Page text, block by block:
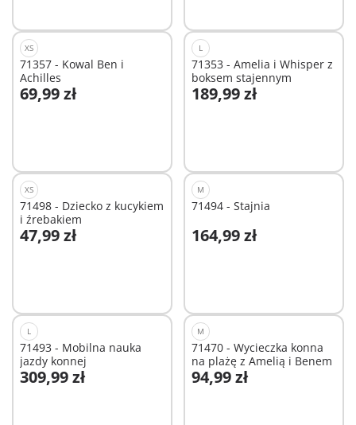
XS
71357 - Kowal Ben i
Achilles
69,99 zł
Dodaj do koszyka
L
71353 - Amelia i Whisper z
boksem stajennym
189,99 zł
XS
71498 - Dziecko z kucykiem
i źrebakiem
47,99 zł
Dodaj do koszyka
M
71494 - Stajnia
164,99 zł
L
71493 - Mobilna nauka
jazdy konnej
309,99 zł
M
71470 - Wycieczka konna
na plażę z Amelią i Benem
94,99 zł
Dodaj do koszyka